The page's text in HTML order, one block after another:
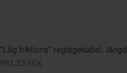
"Låg friktions" reglagekabel,
981,23 SEK